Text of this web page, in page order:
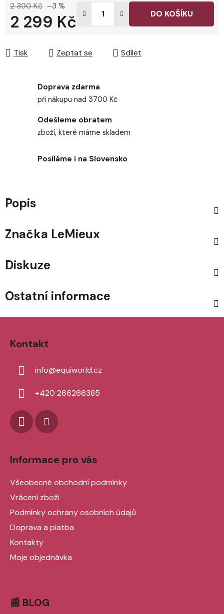
2 390 Kč –3 %
2 299 Kč DO KOŠÍKU
Tisk Zeptat se Sdílet
Doprava zdarma
při nákupu nad 3700 Kč
Odešleme obratem
zboží, které máme skladem
Posíláme i na Slovensko
Popis
Značka LeMieux
Diskuze
Ostatní informace
Kontakt
info@equiworld.cz
+420 266266385
Informace pro vás
Všeobecné obchodní podmínky
Vrácení zboží
Podmínky ochrany osobních údajů
Doprava a platba
Kontakty
Moje objednávka
📰 BLOG